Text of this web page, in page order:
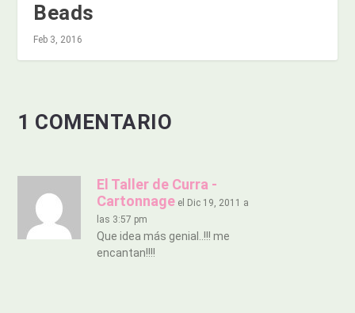
Beads
Feb 3, 2016
1 COMENTARIO
El Taller de Curra -
Cartonnage el Dic 19, 2011 a
las 3:57 pm
Que idea más genial..!!! me
encantan!!!!